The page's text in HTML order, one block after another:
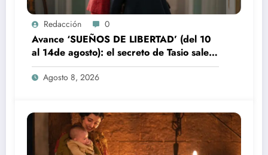
Redacción 0
Avance ‘SUEÑOS DE LIBERTAD’ (del 10
al 14de agosto): el secreto de Tasio sale a
la luz
Agosto 8, 2026